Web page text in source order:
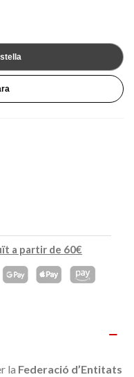
a partir de 60€
la Federació d’Entitats